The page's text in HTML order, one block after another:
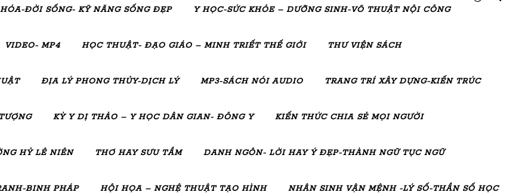
ĐỜI SỐNG- KỸ NĂNG SỐNG ĐẸP Y HỌC-SỨC KHỎE – DƯỠNG SINH-VÕ THUẬT NỘI CÔNG
VIDEO- MP4 HỌC THUẬT- ĐẠO GIÁO – MINH TRIẾT THẾ GIỚI THƯ VIỆN SÁCH
ĐỊA LÝ PHONG THỦY-DỊCH LÝ MP3-SÁCH NÓI AUDIO TRANG TRÍ XÂY DỰNG-KIẾN TRÚC
KỲ Y DỊ THẢO – Y HỌC DÂN GIAN- ĐÔNG Y KIẾN THỨC CHIA SẺ MỌI NGƯỜI
HỶ LÊ NIÊN THƠ HAY SƯU TẦM DANH NGÔN- LỜI HAY Ý ĐẸP-THÀNH NGỮ TỤC NGỮ
BINH PHÁP HỘI HỌA – NGHỆ THUẬT TẠO HÌNH NHÂN SINH VẬN MỆNH -LÝ SỐ-THẦN SỐ HỌC